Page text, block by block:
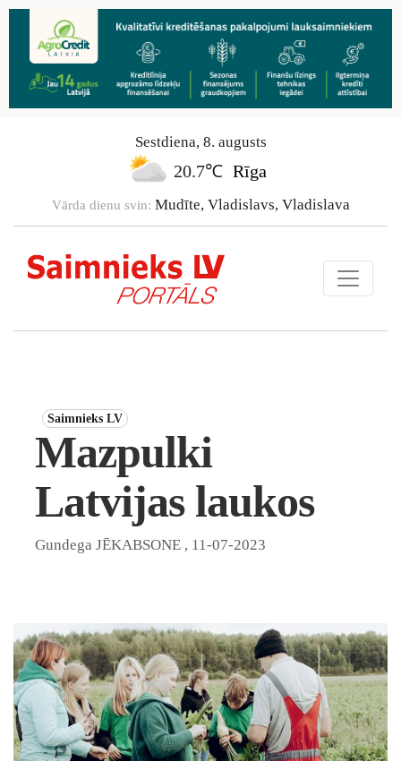
Sestdiena, 8. augusts
20.7℃ Rīga
Vārda dienu svin: Mudīte, Vladislavs, Vladislava
Saimnieks LV
Mazpulki
Latvijas laukos
Gundega JĒKABSONE , 11-07-2023